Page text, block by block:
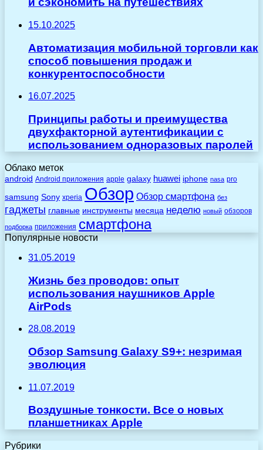
15.10.2025
Автоматизация мобильной торговли как
способ повышения продаж и
конкурентоспособности
16.07.2025
Принципы работы и преимущества
двухфакторной аутентификации с
использованием одноразовых паролей
Облако меток
android Android приложения apple galaxy huawei iphone nasa pro
samsung Sony xperia Обзор Обзор смартфона без
гаджеты главные инструменты месяца неделю новый обзоров
подборка приложения смартфона
Популярные новости
31.05.2019
Жизнь без проводов: опыт
использования наушников Apple
AirPods
28.08.2019
Обзор Samsung Galaxy S9+: незримая
эволюция
11.07.2019
Воздушные тонкости. Все о новых
планшетниках Apple
Рубрики